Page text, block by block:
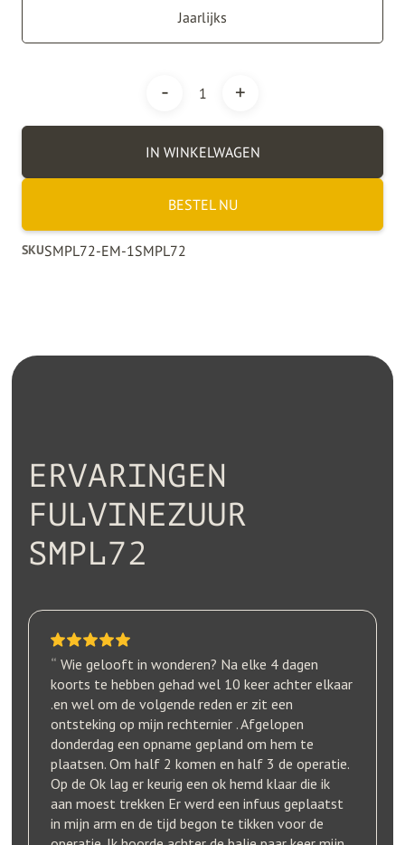
Jaarlijks
- 1 +
IN WINKELWAGEN
BESTEL NU
SKUSMPL72-EM-1SMPL72
ERVARINGEN
FULVINEZUUR
SMPL72